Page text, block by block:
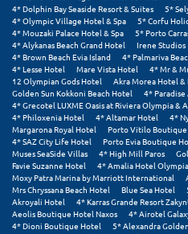
Μαραθώνας Αττικής
Μαρώνεια
Μεθώνη
Μεσολόγγι
Μεσσηνία
Μετέωρα
Μέτσοβο
4* Dolphin Bay Seaside Resort & Suites
5*
4* Olympic Village Hotel & Spa
5* Corfu
4* Mouzaki Palace Hotel & Spa
5* Porto
4* Alykanas Beach Grand Hotel
Irene Studios
4* Brown Beach Evia Island
4* Palmariva
4* Lesse Hotel
Mare Vista Hotel
4* Mr &
12 Olympian Gods Hotel
Akra Morea Hotel &
Golden Sun Kokkoni Beach Hotel
4*
4* Grecotel LUXME Oasis at Riviera Olympia &
4* Philoxenia Hotel
4* Altamar Hotel 4*
Margarona Royal Hotel
Porto Vitilo
4* SAZ City Life Hotel
Porto Evia Boutique
Muses SeaSide Villas
4* High Mill Paros
Favie Suzanne Hotel
4* Amalia Hotel Olympia
Moxy Patra Marina by Marriott International
Mrs Chryssana Beach Hotel
Blue Sea Hotel
Akroyali Hotel
4* Karras Grande Resort
Aeolis Boutique Hotel Naxos
4* Airotel
4* Dioni Boutique Hotel
5* Alexandra